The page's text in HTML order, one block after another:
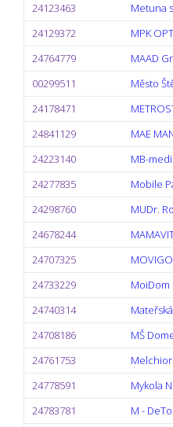
24123463
Metuna
24129372
MPK
24764779
MAAD
00299511
Město
24178471
24841129
MAE
24223140
MB-
24277835
Mobile
24298760
MUDr.
24678244
24707325
24733229
MoiDom
24740314
24708186
MŠ
24761753
24778591
Mykola
24783781
M -